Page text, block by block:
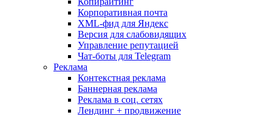
Корпоративная почта
XML-фид для Яндекс
Версия для слабовидящих
Управление репутацией
Чат-боты для Telegram
Реклама
Контекстная реклама
Баннерная реклама
Реклама в соц. сетях
Лендинг + продвижение